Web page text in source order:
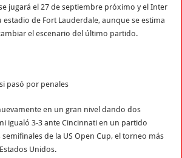
jugará el 27 de septiembre próximo y el Inter
estadio de Fort Lauderdale, aunque se estima
el escenario del último partido.
pasó por penales
en un gran nivel dando dos
igualó 3-3 ante Cincinnati en un partido
de la US Open Cup, el torneo más
Unidos.